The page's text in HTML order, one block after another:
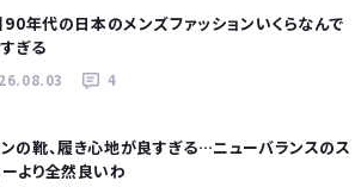
90年代の日本のメンズファッションいくらなんで
ぎる
4
の靴、履き心地が良すぎる…ニューバランスのス
より全然良いわ